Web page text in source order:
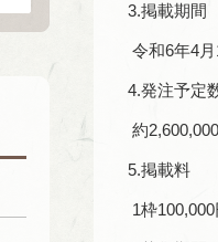
3.掲載期間
令和6年4
4.発注予定
約
5.掲載料
1枠100,000